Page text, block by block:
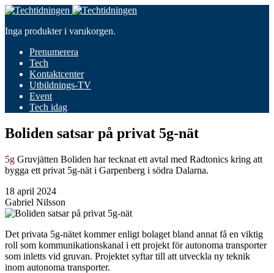
Inga produkter i varukorgen.
Prenumerera
Tech
Kontaktcenter
Utbildnings-TV
Event
Tech idag
Boliden satsar på privat 5g-nät
5g Gruvjätten Boliden har tecknat ett avtal med Radtonics kring att
bygga ett privat 5g-nät i Garpenberg i södra Dalarna.
18 april 2024
Gabriel Nilsson
Det privata 5g-nätet kommer enligt bolaget bland annat få en viktig
roll som kommunikationskanal i ett projekt för autonoma transporter
som inletts vid gruvan. Projektet syftar till att utveckla ny teknik
inom autonoma transporter.